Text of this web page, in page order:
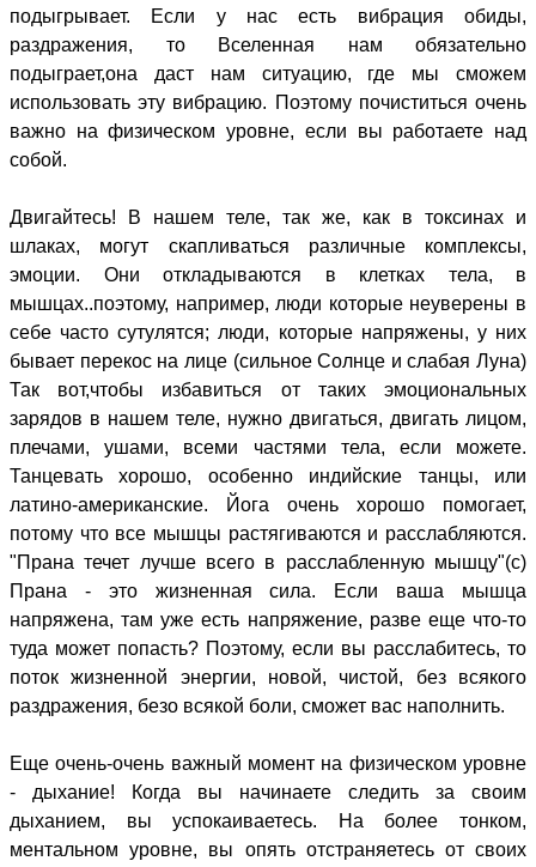
подыгрывает. Если у нас есть вибрация обиды,
раздражения, то Вселенная нам обязательно
подыграет,она даст нам ситуацию, где мы сможем
использовать эту вибрацию. Поэтому почиститься очень
важно на физическом уровне, если вы работаете над
собой.
Двигайтесь! В нашем теле, так же, как в токсинах и
шлаках, могут скапливаться различные комплексы,
эмоции. Они откладываются в клетках тела, в
мышцах..поэтому, например, люди которые неуверены в
себе часто сутулятся; люди, которые напряжены, у них
бывает перекос на лице (сильное Солнце и слабая Луна)
Так вот,чтобы избавиться от таких эмоциональных
зарядов в нашем теле, нужно двигаться, двигать лицом,
плечами, ушами, всеми частями тела, если можете.
Танцевать хорошо, особенно индийские танцы, или
латино-американские. Йога очень хорошо помогает,
потому что все мышцы растягиваются и расслабляются.
"Прана течет лучше всего в расслабленную мышцу"(с)
Прана - это жизненная сила. Если ваша мышца
напряжена, там уже есть напряжение, разве еще что-то
туда может попасть? Поэтому, если вы расслабитесь, то
поток жизненной энергии, новой, чистой, без всякого
раздражения, безо всякой боли, сможет вас наполнить.
Еще очень-очень важный момент на физическом уровне
- дыхание! Когда вы начинаете следить за своим
дыханием, вы успокаиваетесь. На более тонком,
ментальном уровне, вы опять отстраняетесь от своих